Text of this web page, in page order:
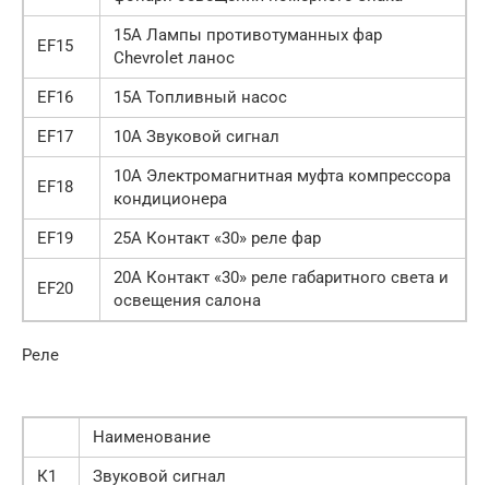
EF15
15А Лампы противотуманных фар
Chevrolet ланос
EF16
15А Топливный насос
EF17
10А Звуковой сигнал
EF18
10А Электромагнитная муфта компрессора
кондиционера
EF19
25А Контакт «30» реле фар
EF20
20А Контакт «30» реле габаритного света и
освещения салона
Реле
Наименование
К1
Звуковой сигнал